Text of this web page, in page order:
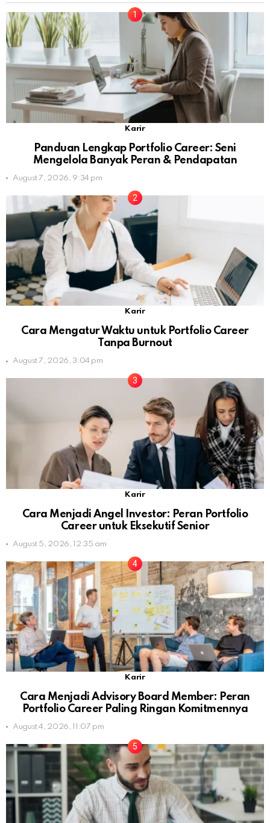
Karir
Panduan Lengkap Portfolio Career: Seni
Mengelola Banyak Peran & Pendapatan
August 7, 2026, 9:34 pm
Karir
Cara Mengatur Waktu untuk Portfolio Career
Tanpa Burnout
August 7, 2026, 3:04 pm
Karir
Cara Menjadi Angel Investor: Peran Portfolio
Career untuk Eksekutif Senior
August 5, 2026, 12:35 am
Karir
Cara Menjadi Advisory Board Member: Peran
Portfolio Career Paling Ringan Komitmennya
August 4, 2026, 11:07 pm